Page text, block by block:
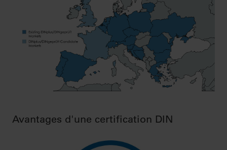
Avantages d'une certification DIN